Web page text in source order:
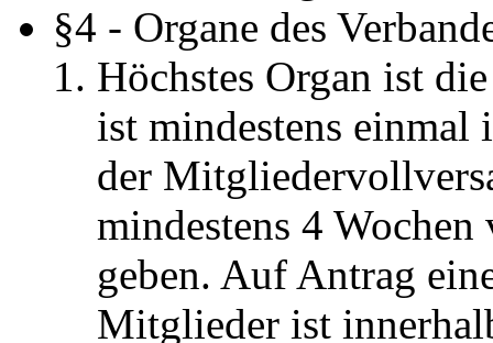
§4 - Organe des
Höchstes Organ ist
ist mindestens einmal
der
mindestens 4
geben. Auf Antrag
Mitglieder ist